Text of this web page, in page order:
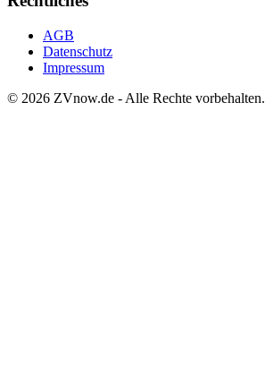
AGB
Datenschutz
Impressum
© 2026 ZVnow.de - Alle Rechte vorbehalten.